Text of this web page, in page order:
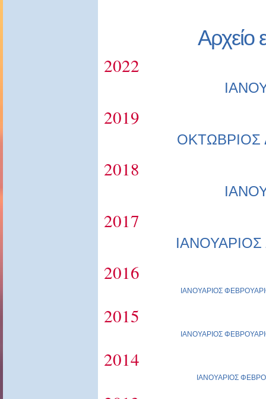
Αρχείο
2022
2019
ΟΚΤΩΒΡΙΟΣ
2018
2017
ΙΑΝΟΥΑΡΙΟΣ
2016
ΙΑΝΟΥΑΡΙΟΣ
2015
ΙΑΝΟΥΑΡΙΟΣ
2014
ΙΑΝΟΥΑΡΙΟΣ